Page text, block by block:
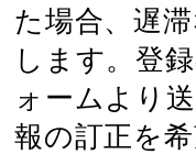
た場合、遅
します。登
ォームより
報の訂正を